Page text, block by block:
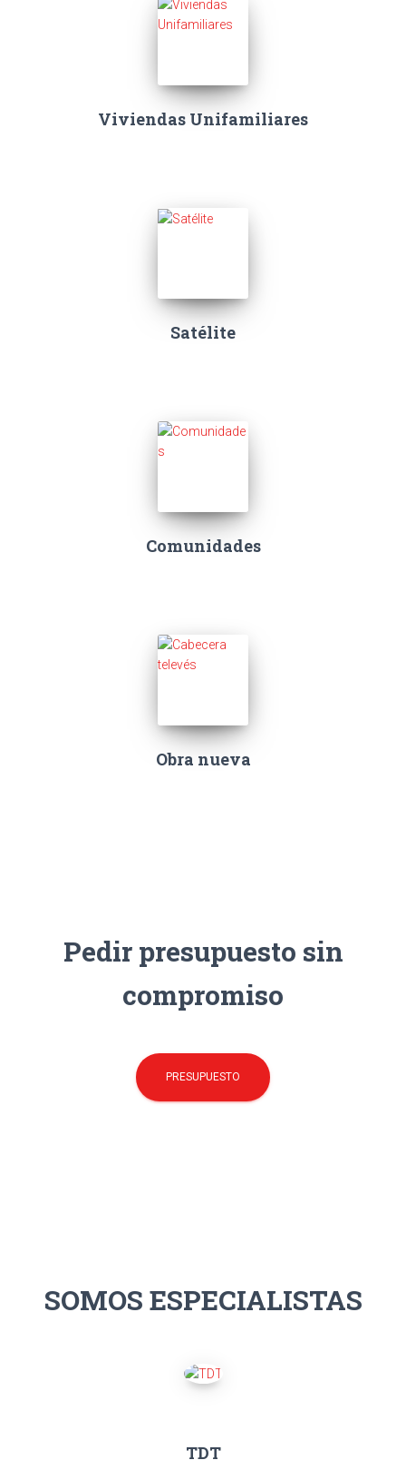
Viviendas Unifamiliares
Satélite
Comunidades
Obra nueva
Pedir presupuesto sin
compromiso
PRESUPUESTO
SOMOS ESPECIALISTAS
TDT